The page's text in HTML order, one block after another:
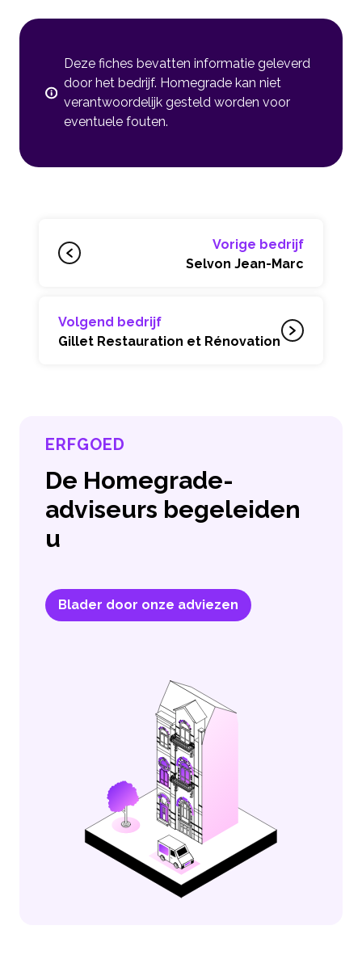
Deze fiches bevatten informatie geleverd
door het bedrijf. Homegrade kan niet
verantwoordelijk gesteld worden voor
eventuele fouten.
Vorige bedrijf
Selvon Jean-Marc
Volgend bedrijf
Gillet Restauration et Rénovation
ERFGOED
De Homegrade-
adviseurs begeleiden
u
Blader door onze adviezen